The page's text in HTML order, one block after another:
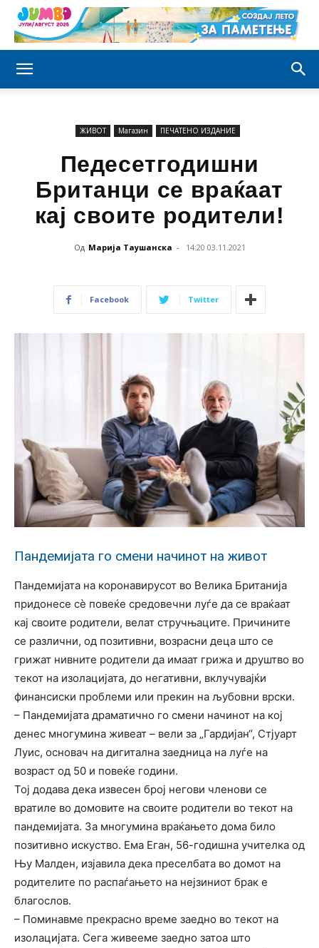
ЖИВОТ Магазин ПЕЧАТЕНО ИЗДАНИЕ
Педесетгодишни
Британци се враќаат
кај своите родители!
Од Марија Таушанска - 14:20 03.11.2021
Facebook Twitter
Пандемијата го смени начинот на живот
Пандемијата на коронавирусот во Велика Британија
придонесе сѐ повеќе средовечни луѓе да се враќаат
кај своите родители, велат стручњаците. Причините
се различни, од позитивни, возрасни деца што се
грижат нивните родители да имаат грижа и друштво во
текот на изолацијата, до негативни, вклучувајќи
финансиски проблеми или прекин на љубовни врски.
– Пандемијата драматично го смени начинот на кој
денес многумина живеат – вели за „Гардијан“, Стјуарт
Луис, основач на дигитална заедница на луѓе на
возраст од 50 и повеќе години.
Тој додава дека извесен број негови членови се
вратиле во домовите на своите родители во текот на
пандемијата. За многумина враќањето дома било
позитивно искуство. Ема Еган, 56-годишна учителка од
Њу Малден, изјавила дека преселбата во домот на
родителите по распаѓањето на нејзиниот брак е
благослов.
– Поминавме прекрасно време заедно во текот на
изолацијата. Сега живееме заедно затоа што